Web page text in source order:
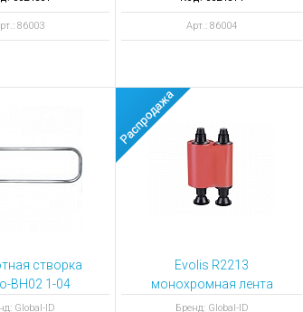
86003 Арт.: 86004
створка
BH02 1-04
Global-ID
Evolis R2213
монохромная лента
Red monochrome
Бренд: Global-ID